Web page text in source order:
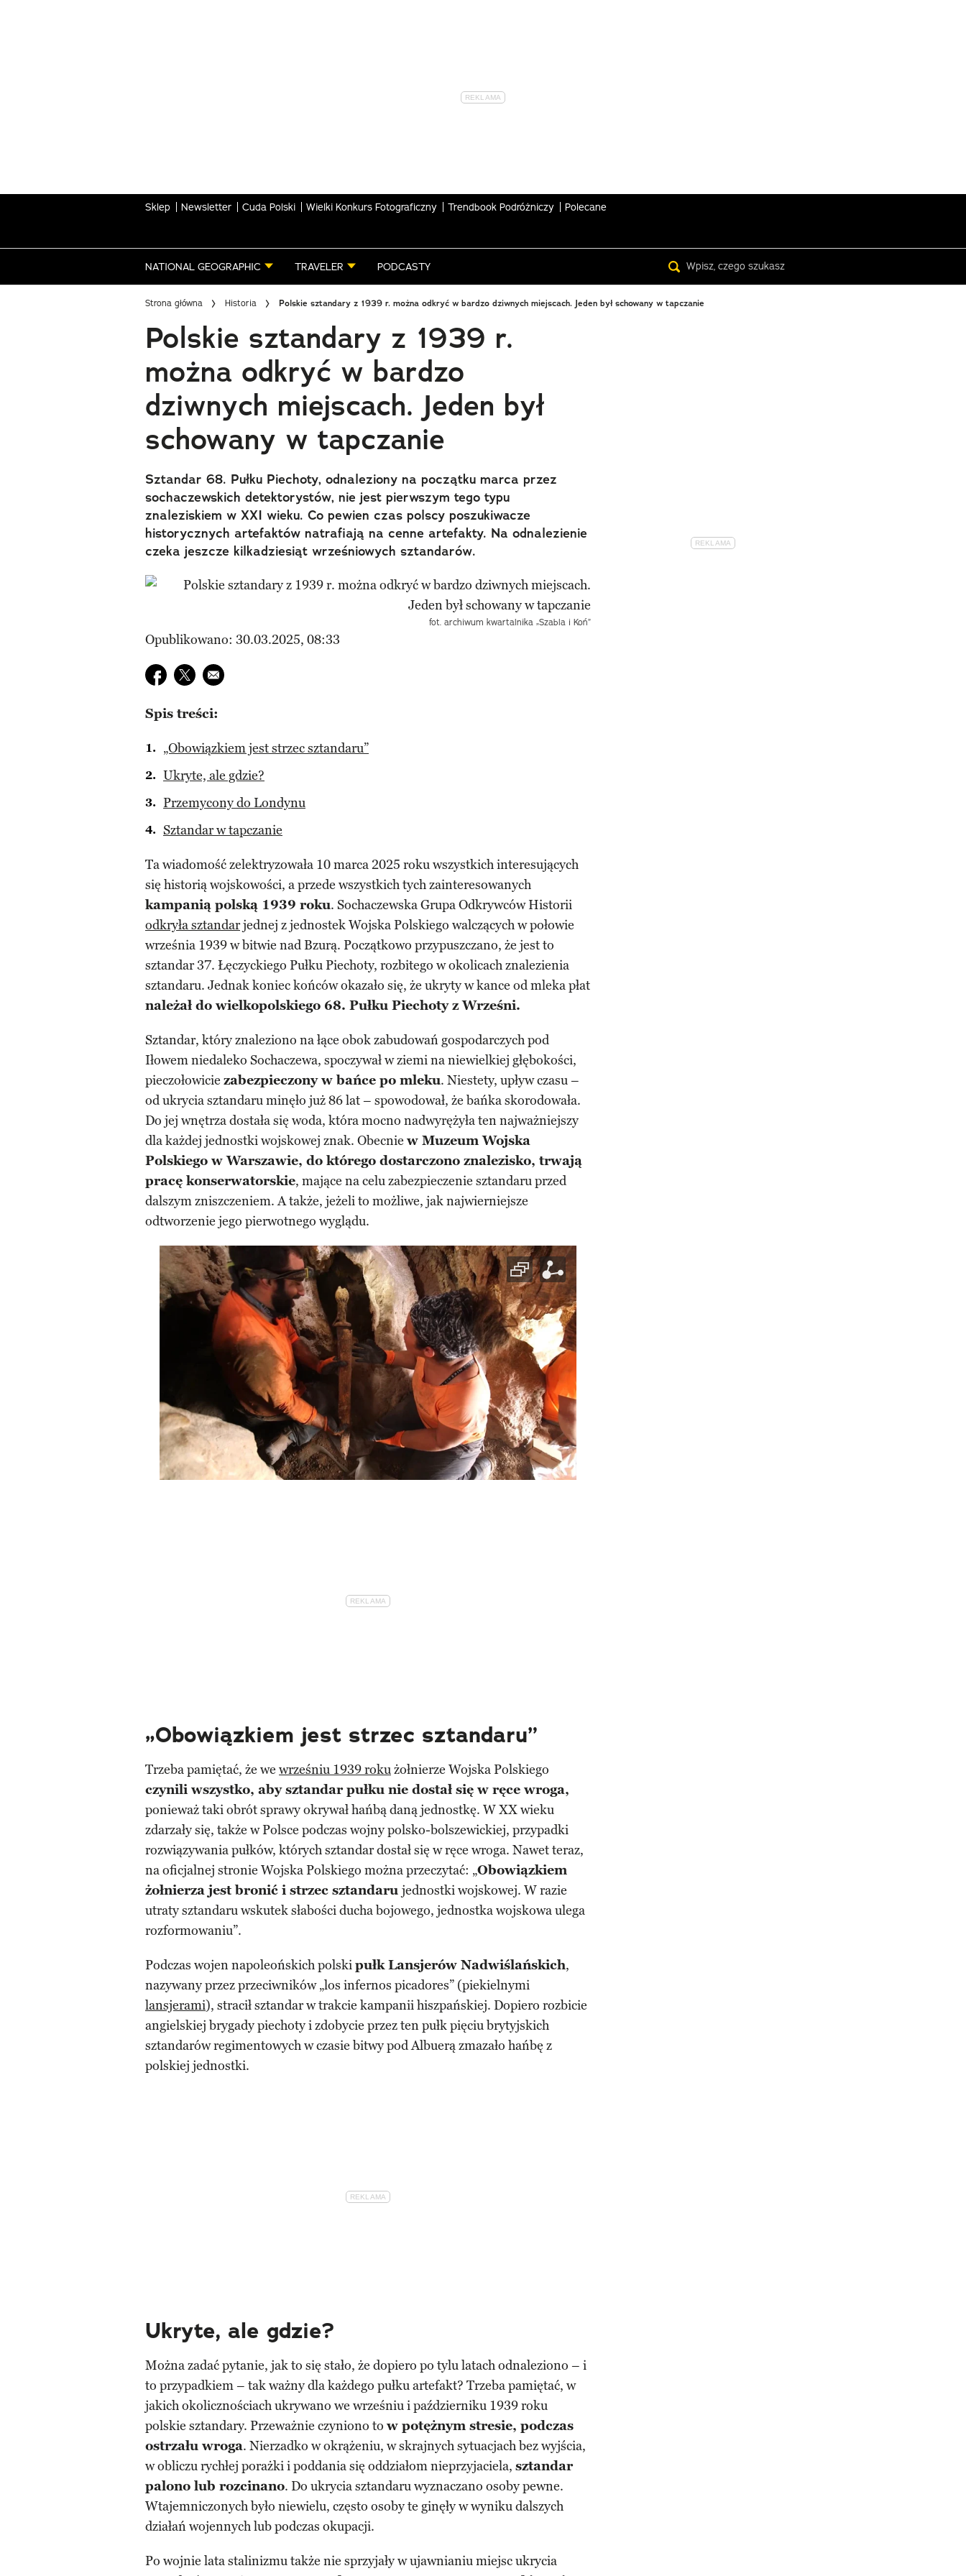
Sklep Newsletter Cuda Polski Wielki Konkurs Fotograficzny Trendbook Podróżniczy Polecane
NATIONAL GEOGRAPHIC TRAVELER PODCASTY
Strona główna Historia Polskie sztandary z 1939 r. można odkryć w bardzo dziwnych miejscach. Jeden był schowany w tapczanie
Polskie sztandary z 1939 r.
można odkryć w bardzo
dziwnych miejscach. Jeden był
schowany w tapczanie
Sztandar 68. Pułku Piechoty, odnaleziony na początku marca przez
sochaczewskich detektorystów, nie jest pierwszym tego typu
znaleziskiem w XXI wieku. Co pewien czas polscy poszukiwacze
historycznych artefaktów natrafiają na cenne artefakty. Na odnalezienie
czeka jeszcze kilkadziesiąt wrześniowych sztandarów.
fot. archiwum kwartalnika „Szabla i Koń”
Opublikowano: 30.03.2025, 08:33
Udostępnij na facebook
Udostępnij na twitter
E-mail do przyjaciela
Spis treści:
„Obowiązkiem jest strzec sztandaru”
Ukryte, ale gdzie?
Przemycony do Londynu
Sztandar w tapczanie
Ta wiadomość zelektryzowała 10 marca 2025 roku wszystkich interesujących
się historią wojskowości, a przede wszystkich tych zainteresowanych
kampanią polską 1939 roku. Sochaczewska Grupa Odkrywców Historii
odkryła sztandarjednej z jednostek Wojska Polskiego walczących w połowie
września 1939 w bitwie nad Bzurą. Początkowo przypuszczano, że jest to
sztandar 37. Łęczyckiego Pułku Piechoty, rozbitego w okolicach znalezienia
sztandaru. Jednak koniec końców okazało się, że ukryty w kance od mleka płat
należał do wielkopolskiego 68. Pułku Piechoty z Wrześni.
Sztandar, który znaleziono na łące obok zabudowań gospodarczych pod
Iłowem niedaleko Sochaczewa, spoczywał w ziemi na niewielkiej głębokości,
pieczołowicie zabezpieczony w bańce po mleku. Niestety, upływ czasu –
od ukrycia sztandaru minęło już 86 lat – spowodował, że bańka skorodowała.
Do jej wnętrza dostała się woda, która mocno nadwyrężyła ten najważniejszy
dla każdej jednostki wojskowej znak. Obecnie w Muzeum Wojska
Polskiego w Warszawie, do którego dostarczono znalezisko, trwają
pracę konserwatorskie, mające na celu zabezpieczenie sztandaru przed
dalszym zniszczeniem. A także, jeżeli to możliwe, jak najwierniejsze
odtworzenie jego pierwotnego wyglądu.
„Obowiązkiem jest strzec sztandaru”
Trzeba pamiętać, że we wrześniu 1939 rokużołnierze Wojska Polskiego
czynili wszystko, aby sztandar pułku nie dostał się w ręce wroga,
ponieważ taki obrót sprawy okrywał hańbą daną jednostkę. W XX wieku
zdarzały się, także w Polsce podczas wojny polsko-bolszewickiej, przypadki
rozwiązywania pułków, których sztandar dostał się w ręce wroga. Nawet teraz,
na oficjalnej stronie Wojska Polskiego można przeczytać: „Obowiązkiem
żołnierza jest bronić i strzec sztandaru jednostki wojskowej. W razie
utraty sztandaru wskutek słabości ducha bojowego, jednostka wojskowa ulega
rozformowaniu”.
Podczas wojen napoleońskich polskipułk Lansjerów Nadwiślańskich,
nazywany przez przeciwników „los infernos picadores” (piekielnymi
lansjerami), stracił sztandar w trakcie kampanii hiszpańskiej. Dopiero rozbicie
angielskiej brygady piechoty i zdobycie przez ten pułk pięciu brytyjskich
sztandarów regimentowych w czasie bitwy pod Albuerą zmazało hańbę z
polskiej jednostki.
Ukryte, ale gdzie?
Można zadać pytanie, jak to się stało, że dopiero po tylu latach odnaleziono – i
to przypadkiem – tak ważny dla każdego pułku artefakt? Trzeba pamiętać, w
jakich okolicznościach ukrywano we wrześniu i październiku 1939 roku
polskie sztandary. Przeważnie czyniono to w potężnym stresie, podczas
ostrzału wroga. Nierzadko w okrążeniu, w skrajnych sytuacjach bez wyjścia,
w obliczu rychłej porażki i poddania się oddziałom nieprzyjaciela, sztandar
palono lub rozcinano. Do ukrycia sztandaru wyznaczano osoby pewne.
Wtajemniczonych było niewielu, często osoby te ginęły w wyniku dalszych
działań wojennych lub podczas okupacji.
Po wojnie lata stalinizmu także nie sprzyjały w ujawnianiu miejsc ukrycia